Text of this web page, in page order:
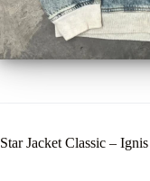
Star Jacket Classic – Ignis